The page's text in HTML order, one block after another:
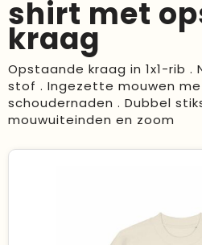
Events
Give Aways
Geschenken
Kantoorartikelen
Made in Europe
Verjaardagen
Voetbal, EK en WK
shirt met
kraag
Opstaande kraag in 1x1-rib .
stof . Ingezette mouwen
schoudernaden . Dubbel
mouwuiteinden en zoom